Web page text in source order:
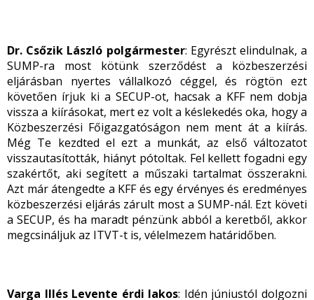
Dr. Csőzik László polgármester: Egyrészt elindulnak, a
SUMP-ra most kötünk szerződést a közbeszerzési
eljárásban nyertes vállalkozó céggel, és rögtön ezt
követően írjuk ki a SECUP-ot, hacsak a KFF nem dobja
vissza a kiírásokat, mert ez volt a késlekedés oka, hogy a
Közbeszerzési Főigazgatóságon nem ment át a kiírás.
Még Te kezdted el ezt a munkát, az első változatot
visszautasították, hiányt pótoltak. Fel kellett fogadni egy
szakértőt, aki segített a műszaki tartalmat összerakni.
Azt már átengedte a KFF és egy érvényes és eredményes
közbeszerzési eljárás zárult most a SUMP-nál. Ezt követi
a SECUP, és ha maradt pénzünk abból a keretből, akkor
megcsináljuk az ITVT-t is, vélelmezem határidőben.
Varga Illés Levente érdi lakos: Idén júniustól dolgozni